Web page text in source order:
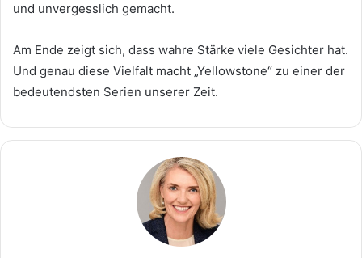
und unvergesslich gemacht.
Am Ende zeigt sich, dass wahre Stärke viele Gesichter hat.
Und genau diese Vielfalt macht „Yellowstone“ zu einer der
bedeutendsten Serien unserer Zeit.